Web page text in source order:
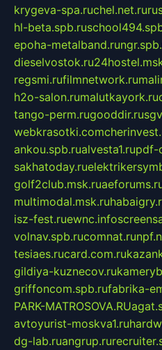
krygeva-spa.ruchel.net.ru
hl-beta.spb.ru
epoha-metalband.ru
dieselvostok.ru
regsmi.rufilmnetwork.ru
h2o-salon.rumalutkayork.ru
tango-perm.rugooddir.ru
webkrasotki.com
ankou.spb.rualvesta1.rupdf-
sakhatoday.ru
golf2club.msk.ru
multimodal.msk.ru
isz-fest.ruewnc.info
volnav.spb.rucomnat.ru
tesiaes.rucard.com.ru
gildiya-kuznecov.ru
griffoncom.spb.rufabrika-
PARK-MATROSOVA.RU
avtoyurist-moskva1.ru
dg-lab.ruangrup.ru